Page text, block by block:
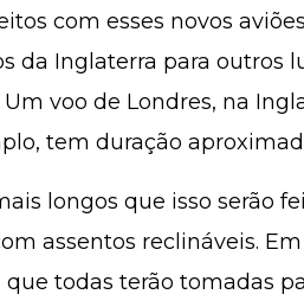
com esses novos
da Inglaterra para outros
voo de Londres, na
tem duração
longos que isso serão
assentos reclináveis.
todas terão tomadas